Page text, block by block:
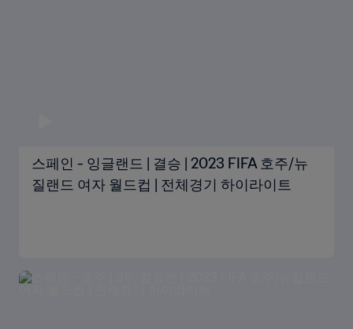
스페인 - 잉글랜드 | 결승 | 2023 FIFA 호주/뉴
질랜드 여자 월드컵 | 전체경기 하이라이트